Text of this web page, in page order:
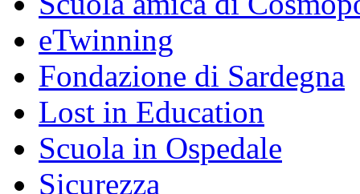
eTwinning
Fondazione di Sardegna
Lost in Education
Scuola in Ospedale
Sicurezza